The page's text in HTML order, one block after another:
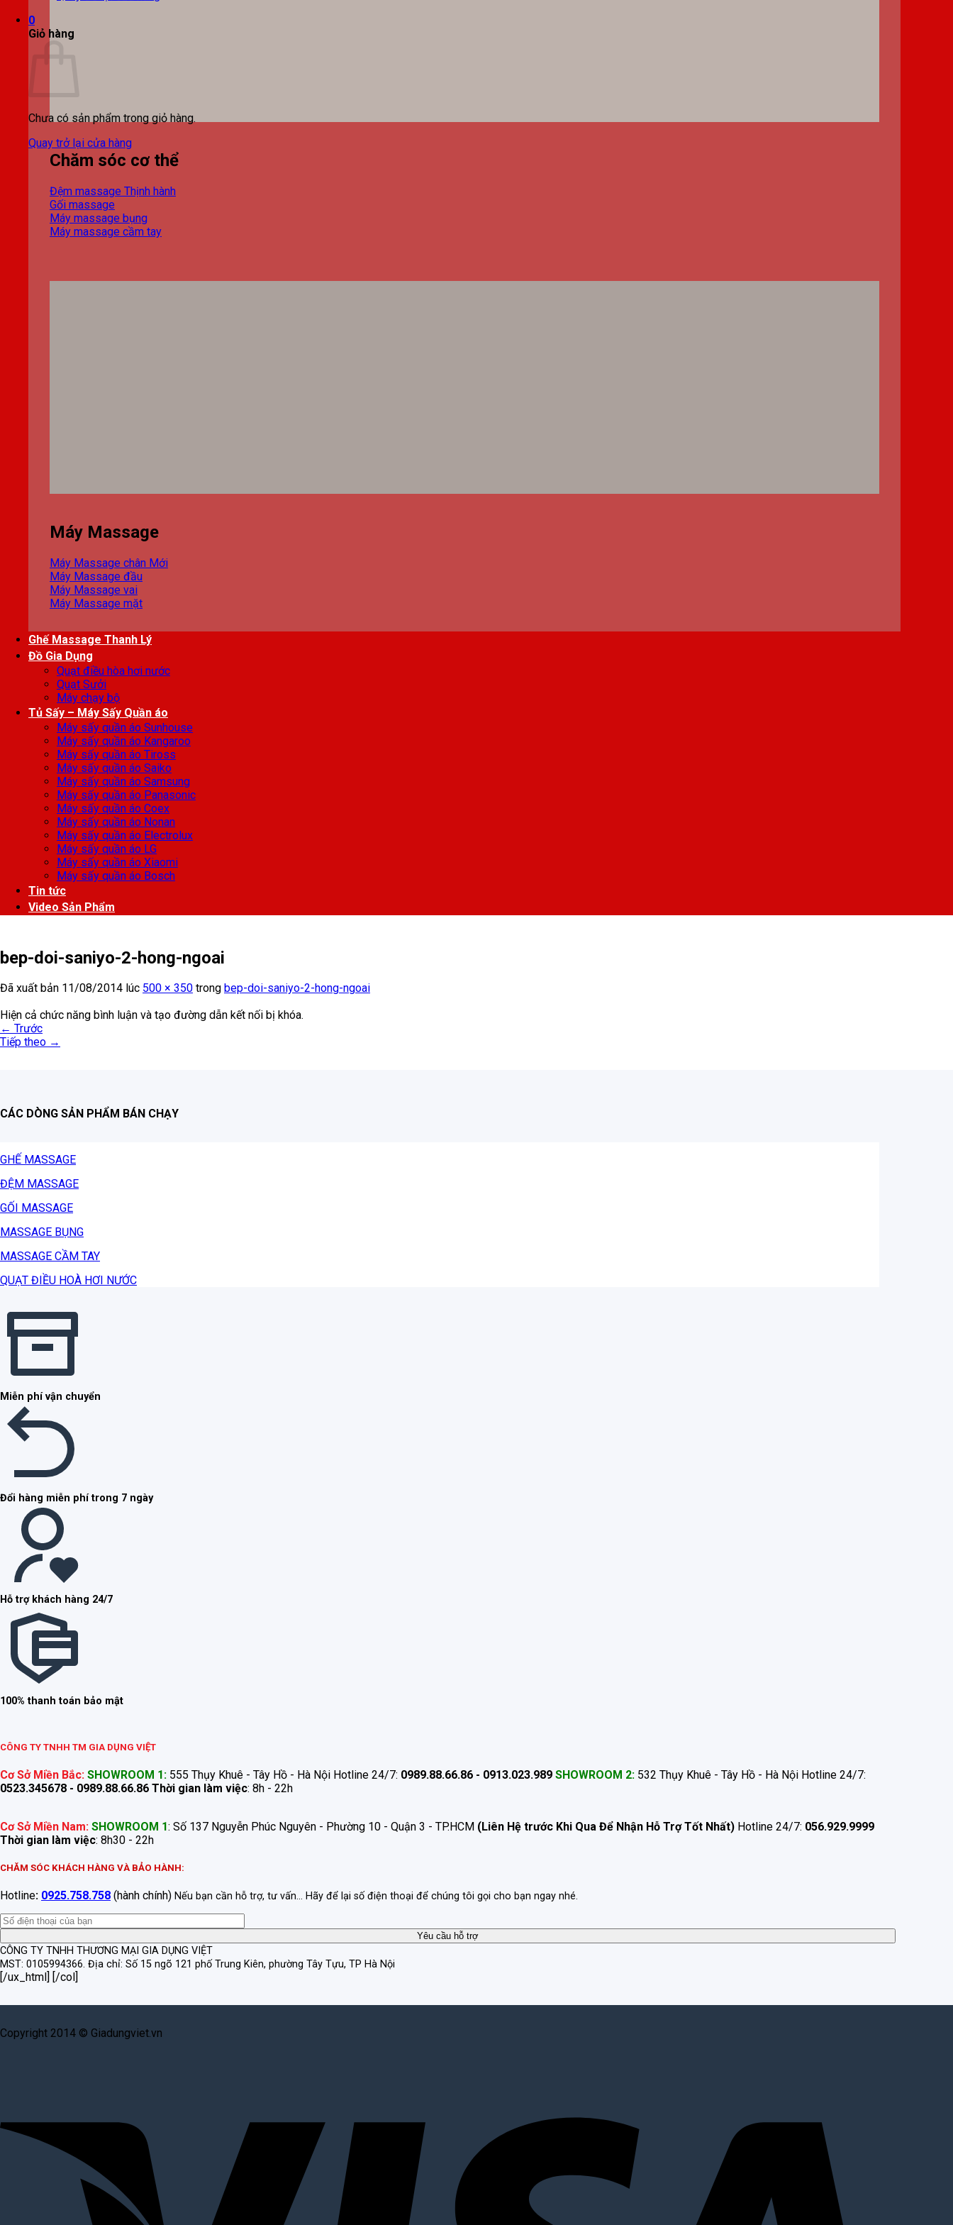
0
Giỏ hàng
Chưa có sản phẩm trong giỏ hàng.
Quay trở lại cửa hàng
Chăm sóc cơ thể
Đệm massage
Gối massage
Máy massage bụng
Máy massage cầm tay
Máy Massage
Máy Massage chân
Máy Massage đầu
Máy Massage vai
Máy Massage mặt
Ghế Massage Thanh Lý
Đồ Gia Dụng
Quạt điều hòa hơi nước
Quạt Sưởi
Máy chạy bộ
Tủ Sấy – Máy Sấy Quần áo
Máy sấy quần áo Sunhouse
Máy sấy quần áo Kangaroo
Máy sấy quần áo Tiross
Máy sấy quần áo Saiko
Máy sấy quần áo Samsung
Máy sấy quần áo Panasonic
Máy sấy quần áo Coex
Máy sấy quần áo Nonan
Máy sấy quần áo Electrolux
Máy sấy quần áo LG
Máy sấy quần áo Xiaomi
Máy sấy quần áo Bosch
Tin tức
Video Sản Phẩm
bep-doi-saniyo-2-hong-ngoai
Đã xuất bản 11/08/2014 lúc 500 × 350 trong bep-doi-saniyo-2-hong-ngoai
Hiện cả chức năng bình luận và tạo đường dẫn kết nối bị khóa.
← Trước
Tiếp theo →
CÁC DÒNG SẢN PHẨM BÁN CHẠY
GHẾ MASSAGE
ĐỆM MASSAGE
GỐI MASSAGE
MASSAGE BỤNG
MASSAGE CẦM TAY
QUẠT ĐIỀU HOÀ HƠI NƯỚC
Miễn phí vận chuyển
Đổi hàng miễn phí trong 7 ngày
Hỗ trợ khách hàng 24/7
100% thanh toán bảo mật
CÔNG TY TNHH TM GIA DỤNG VIỆT
Cơ Sở Miền Bắc: SHOWROOM 1: 555 Thụy Khuê - Tây Hồ - Hà Nội Hotline 24/7: 0989.88.66.86 - 0913.023.989 SHOWROOM 2: 532 Thụy Khuê - Tây Hồ - Hà Nội Hotline 24/7:
0523.345678 - 0989.88.66.86 Thời gian làm việc: 8h - 22h
Cơ Sở Miền Nam: SHOWROOM 1: Số 137 Nguyễn Phúc Nguyên - Phường 10 - Quận 3 - TP.HCM (Liên Hệ trước Khi Qua Để Nhận Hỗ Trợ Tốt Nhất) Hotline 24/7: 056.929.9999
Thời gian làm việc: 8h30 - 22h
CHĂM SÓC KHÁCH HÀNG VÀ BẢO HÀNH:
Hotline: 0925.758.758 (hành chính) Nếu bạn cần hỗ trợ, tư vấn... Hãy để lại số điện thoại để chúng tôi gọi cho bạn ngay nhé.
CÔNG TY TNHH THƯƠNG MẠI GIA DỤNG VIỆT
MST: 0105994366. Địa chỉ: Số 15 ngõ 121 phố Trung Kiên, phường Tây Tựu, TP Hà Nội
[/ux_html] [/col]
Copyright 2014 © Giadungviet.vn